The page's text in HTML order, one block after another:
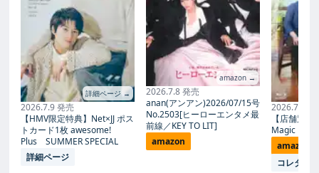
詳細ページ →
2026.7.9 発売
【HMV限定特典】Net×JJ ポス
トカード1枚 awesome!
Plus SUMMER SPECIAL
詳細ページ
amazon →
2026.7.8 発売
anan(アンアン)2026/07/15号
No.2503[ヒーローエンタメ最
前線／KEY TO LIT]
amazon
2026.7.27
【店舗別
Magic
amazon
コレタメ